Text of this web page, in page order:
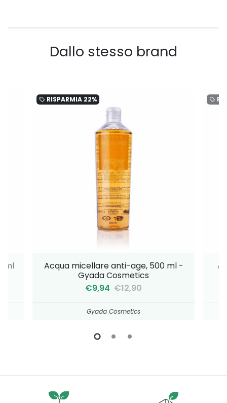
Dallo stesso brand
ml
local_offer RISPARMIA 22%
Acqua micellare anti-age, 500 ml -
Gyada Cosmetics
€9,94 €12,90
Gyada Cosmetics
local_offer